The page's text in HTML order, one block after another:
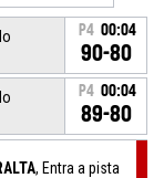
P4 00:04
90-80
P4 00:04
89-80
, Entra a pista